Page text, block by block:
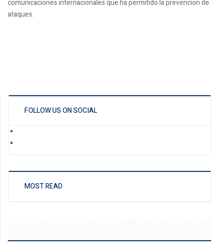
comunicaciones internacionales que ha permitido la prevencion de
ataques.
FOLLOW US ON SOCIAL
MOST READ